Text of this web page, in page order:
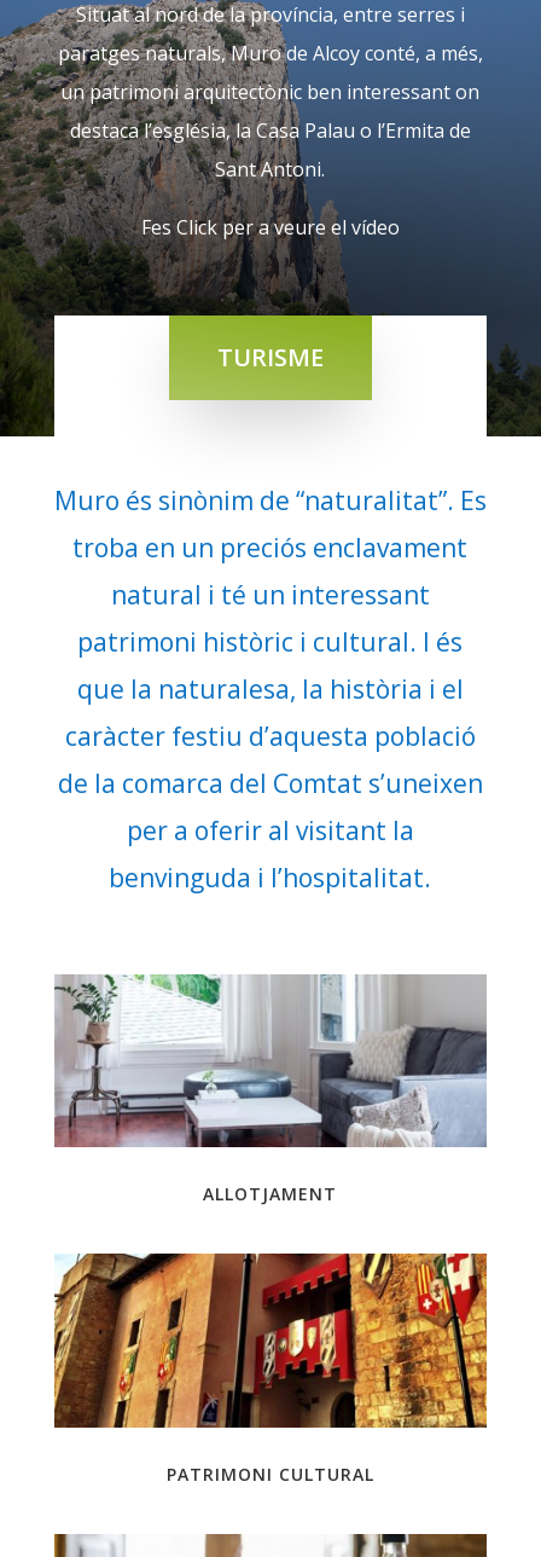
Situat al nord de la província, entre serres i
paratges naturals, Muro de Alcoy conté, a més,
un patrimoni arquitectònic ben interessant on
destaca l’església, la Casa Palau o l’Ermita de
Sant Antoni.
Fes Click per a veure el vídeo
TURISME
Muro és sinònim de “naturalitat”. Es
troba en un preciós enclavament
natural i té un interessant
patrimoni històric i cultural. I és
que la naturalesa, la història i el
caràcter festiu d’aquesta població
de la comarca del Comtat s’uneixen
per a oferir al visitant la
benvinguda i l’hospitalitat.
ALLOTJAMENT
PATRIMONI CULTURAL